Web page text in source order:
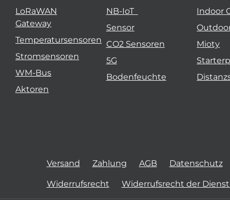
LoRaWAN
Gateway
Temperatursensoren
Stromsensoren
WM-Bus
Aktoren
NB-IoT
Sensor
CO2 Sensoren
5G
Bodenfeuchte
Indoor
Mioty
Versand Zahlung AGB Datenschutz
Widerrufsrecht Widerrufsrecht der